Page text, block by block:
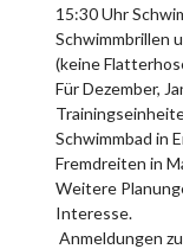
15:30 Uhr
Schwimmbrillen
(keine
Für Dezember,
Schwimmbad in
Fremdreiten in
Weitere
Interesse.
Anmeldungen